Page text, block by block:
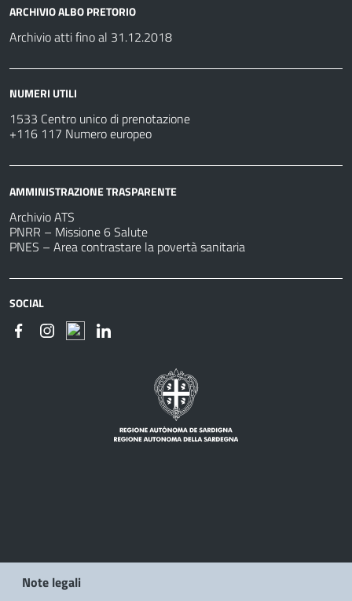
ARCHIVIO ALBO PRETORIO
Archivio atti fino al 31.12.2018
NUMERI UTILI
1533 Centro unico di prenotazione
+116 117 Numero europeo
AMMINISTRAZIONE TRASPARENTE
Archivio ATS
PNRR – Missione 6 Salute
PNES – Area contrastare la povertà sanitaria
SOCIAL
Note legali